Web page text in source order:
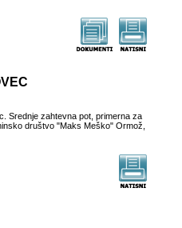
Srednje zahtevna pot, primerna za
društvo "Maks Meško" Ormož,